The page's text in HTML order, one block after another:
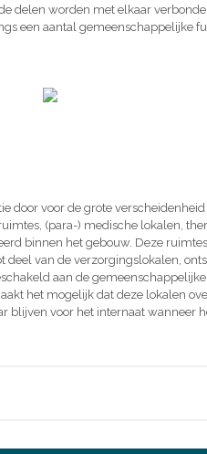
delen worden met elkaar
een aantal gemeenschappelijke
door voor de grote
(para-) medische lokalen,
binnen het gebouw. Deze
deel van de verzorgingslokalen,
aan de
het mogelijk dat deze lokalen
blijven voor het internaat wanneer